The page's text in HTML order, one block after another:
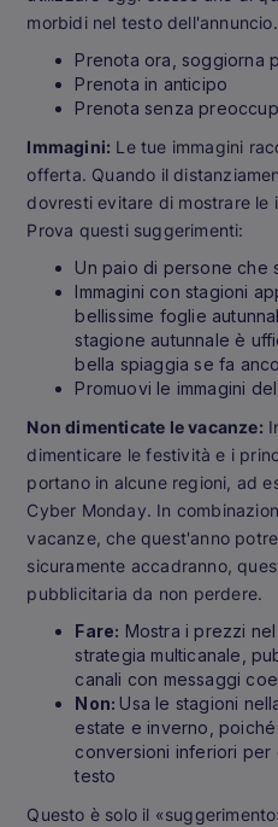
morbidi nel testo dell'annuncio.
Prenota ora, soggiorna
Prenota in anticipo
Prenota senza
Immagini: Le tue immagini
offerta. Quando il
dovresti evitare di mostrare le
Prova questi suggerimenti:
Un paio di persone che
Immagini con stagioni
bellissime foglie
stagione autunnale è
bella spiaggia se fa
Promuovi le immagini
Non dimenticate le vacanze:
dimenticare le festività e i
portano in alcune regioni, ad
Cyber Monday. In
vacanze, che quest'anno
sicuramente accadranno,
pubblicitaria da non perdere.
Fare: Mostra i prezzi
strategia multicanale,
canali con messaggi
Non:Usa le stagioni
estate e inverno,
conversioni inferiori per
testo
Questo è solo il